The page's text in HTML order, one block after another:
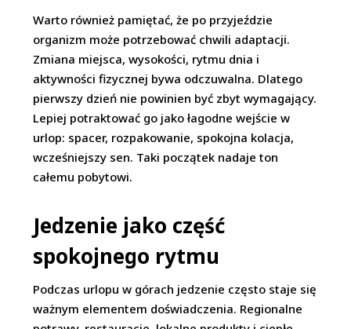
Warto również pamiętać, że po przyjeździe
organizm może potrzebować chwili adaptacji.
Zmiana miejsca, wysokości, rytmu dnia i
aktywności fizycznej bywa odczuwalna. Dlatego
pierwszy dzień nie powinien być zbyt wymagający.
Lepiej potraktować go jako łagodne wejście w
urlop: spacer, rozpakowanie, spokojna kolacja,
wcześniejszy sen. Taki początek nadaje ton
całemu pobytowi.
Jedzenie jako część
spokojnego rytmu
Podczas urlopu w górach jedzenie często staje się
ważnym elementem doświadczenia. Regionalne